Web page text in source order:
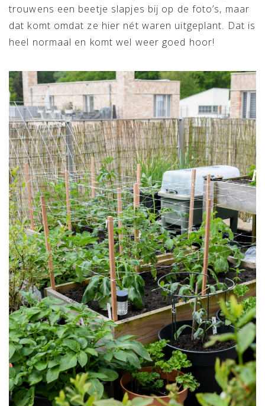
trouwens een beetje slapjes bij op de foto’s, maar
dat komt omdat ze hier nét waren uitgeplant. Dat is
heel normaal en komt wel weer goed hoor!